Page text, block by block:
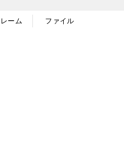
ーム ファイル